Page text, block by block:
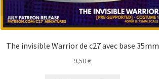
The invisible Warrior de c27 avec base 35mm
9,50€